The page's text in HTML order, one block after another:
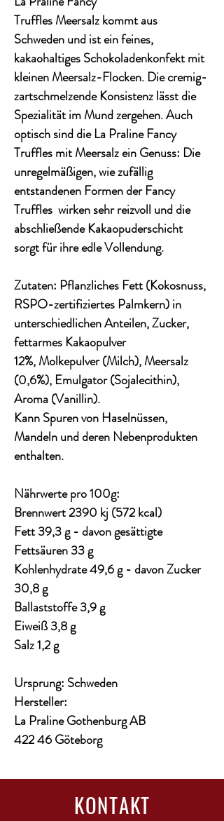
TrufflesMeersalzkommt aus
Schweden und ist ein feines,
kakaohaltiges Schokoladenkonfekt mit
kleinen Meersalz-Flocken. Die cremig-
zartschmelzende Konsistenz lässt die
Spezialität im Mund zergehen. Auch
optisch sind dieLa Praline Fancy
Truffles mitMeersalzein Genuss: Die
unregelmäßigen, wie zufällig
entstandenen Formen derFancy
Truffles wirken sehr reizvoll und die
abschließende Kakaopuderschicht
sorgt für ihre edle Vollendung.
Zutaten: Pflanzliches Fett (Kokosnuss,
RSPO-zertifiziertes Palmkern) in
unterschiedlichen Anteilen, Zucker,
fettarmes Kakaopulver
12%,Molkepulver(Milch), Meersalz
(0,6%), Emulgator (Sojalecithin),
Aroma (Vanillin).
Kann Spuren von Haselnüssen,
Mandeln und deren Nebenprodukten
enthalten.
Nährwerte pro 100g:
Brennwert 2390 kj (572 kcal)
Fett 39,3 g - davon gesättigte
Fettsäuren 33 g
Kohlenhydrate 49,6 g - davon Zucker
30,8 g
Ballaststoffe 3,9 g
Eiweiß 3,8 g
Salz 1,2 g
Ursprung: Schweden
Hersteller:
La Praline Gothenburg AB
422 46 Göteborg
KONTAKT